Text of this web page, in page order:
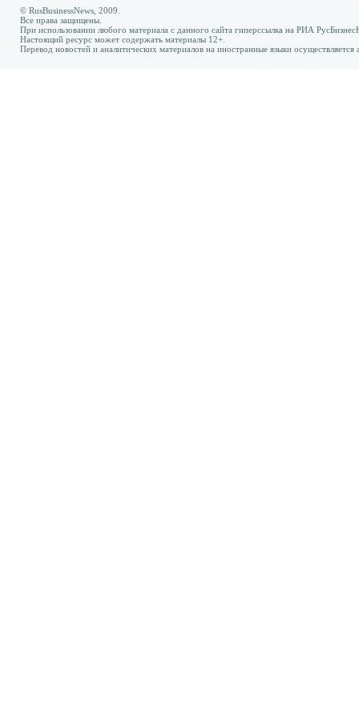
© RusBusinessNews, 2009.
Все права защищены.
При использовании любого материала с данного сайта гиперссылка на РИА
Настоящий ресурс может содержать материалы 12+.
Перевод новостей и аналитических материалов на иностранные языки осуществляется